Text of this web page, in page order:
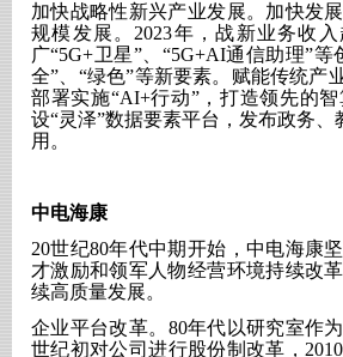
加快战略性新兴产业发展。加快发
规模发展。 2023年，战新业务收
广“5G+卫星”、“5G+AI通信助理”
全”、“绿色”等新要素。赋能传统产
部署实施“AI+行动”，打造领先的
设“灵泽”数据要素平台，发布政务
用。
中电海康
20世纪80年代中期开始，中电海康
才激励和领军人物经营环境持续改
续高质量发展。
企业平台改革。 80年代以研究室作
世纪初对公司进行股份制改革，